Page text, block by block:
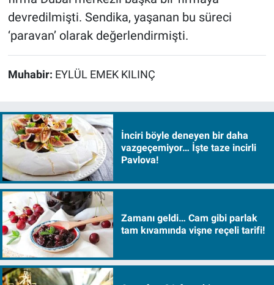
devredilmişti. Sendika, yaşanan bu süreci
‘paravan’ olarak değerlendirmişti.
Muhabir: EYLÜL EMEK KILINÇ
İnciri böyle deneyen bir daha
vazgeçemiyor… İşte taze incirli
Pavlova!
Zamanı geldi… Cam gibi parlak
tam kıvamında vişne reçeli tarifi!